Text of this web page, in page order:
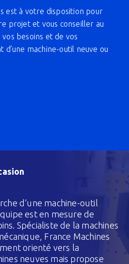
est à votre disposition pour
projet et vous conseiller au
besoins et de vos
d’une machine-outil neuve ou
d’une machine-outil
est en mesure de
Spécialiste de la machines
France Machines
orienté vers la
neuves mais propose